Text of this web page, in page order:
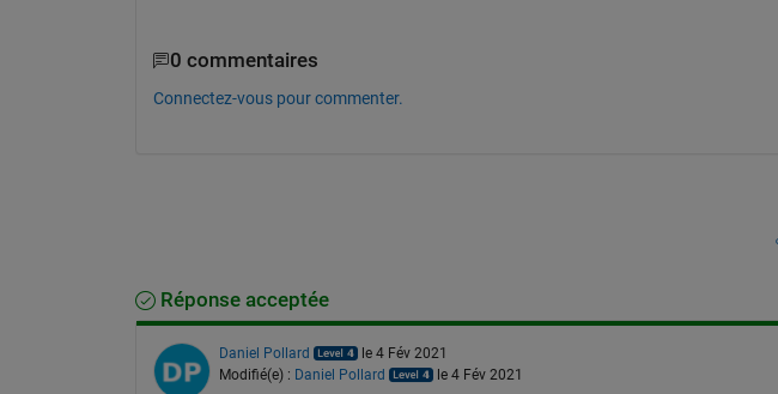
0 commentaires
Connectez-vous pour commenter.
Réponse acceptée
Daniel Pollard
le 4 Fév 2021
Modifié(e) : Daniel Pollard le 4 Fév 2021